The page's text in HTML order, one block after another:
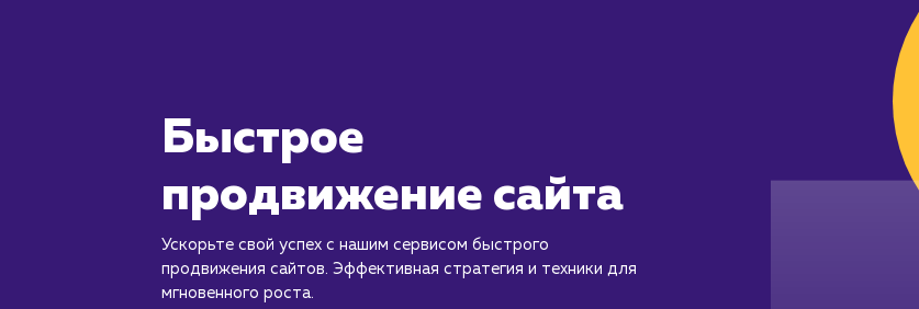
Быстрое
продвижение сайта
Ускорьте свой успех с нашим сервисом быстрого
продвижения сайтов. Эффективная стратегия и техники для
мгновенного роста.